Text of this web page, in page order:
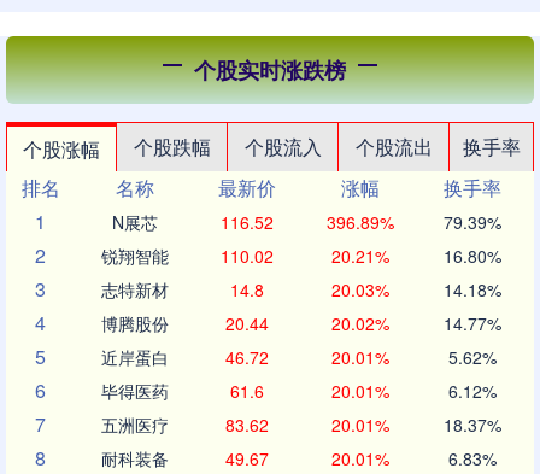
个股实时涨跌榜
个股涨幅 个股跌幅 个股流入 个股流出
换手率
排名
名称 最新价 涨幅
换手率
1
N展芯 116.52 396.89% 79.39%
2 锐翔智能 110.02 20.21% 16.80%
3 志特新材 14.8 20.03% 14.18%
4 博腾股份 20.44 20.02% 14.77%
5 近岸蛋白 46.72 20.01% 5.62%
6 毕得医药 61.6 20.01% 6.12%
7 五洲医疗 83.62 20.01% 18.37%
8 耐科装备 49.67 20.01% 6.83%